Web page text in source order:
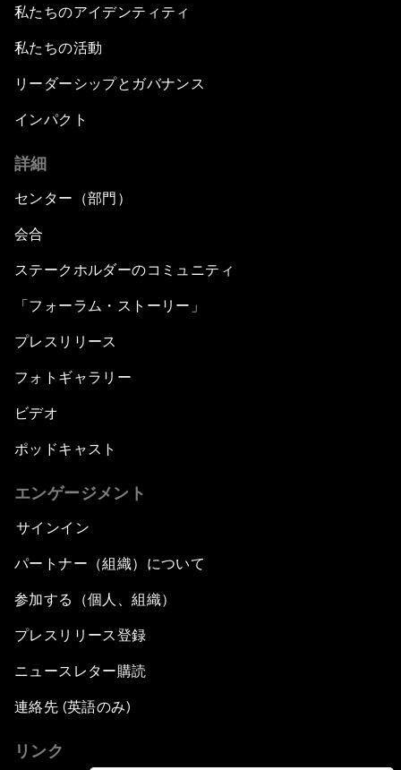
私たちのアイデンティティ
私たちの活動
リーダーシップとガバナンス
インパクト
詳細
センター（部門）
会合
ステークホルダーのコミュニティ
「フォーラム・ストーリー」
プレスリリース
フォトギャラリー
ビデオ
ポッドキャスト
エンゲージメント
サインイン
パートナー（組織）について
参加する（個人、組織）
プレスリリース登録
ニュースレター購読
連絡先 (英語のみ)
リンク